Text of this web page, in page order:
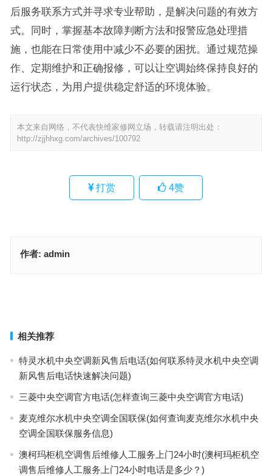
后服务联系方式并寻求专业帮助，是解决问题的有效方
式。同时，掌握基本故障判断方法和报警应急处理措
施，也能在日常使用中减少不必要的困扰。通过规范操
作、定期维护和正确报修，可以让空调始终保持良好的
运行状态，为用户提供稳定舒适的环境体验。
本文来自网络，不代表快维家修网立场，转载请注明出处：
http://zjjhhxg.com/archives/100792
打赏 4赞
作者: admin
相关推荐
特灵水机中央空调新风售后电话(如何联系特灵水机中央空调
新风售后电话快速解决问题)
三菱中央空调官方电话(怎样查询三菱中央空调官方电话)
麦克维尔水机中央空调全国联保(如何查询麦克维尔水机中央
空调全国联保服务信息)
澳柯玛柜机空调售后维修人工服务上门24小时(澳柯玛柜机空
调售后维修人工服务上门24小时电话是多少？)